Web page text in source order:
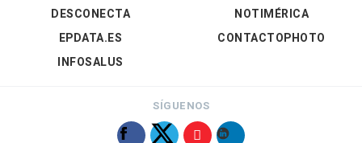
DESCONECTA
EPDATA.ES
INFOSALUS
NOTIMÉRICA
CONTACTOPHOTO
SÍGUENOS